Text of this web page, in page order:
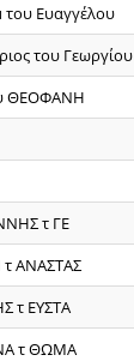
του Ευαγγέλου
του Γεωργίου
ΘΕΟΦΑΝΗ
τ ΓΕ
ΑΝΑΣΤΑΣ
τ ΕΥΣΤΑ
τ ΘΩΜΑ